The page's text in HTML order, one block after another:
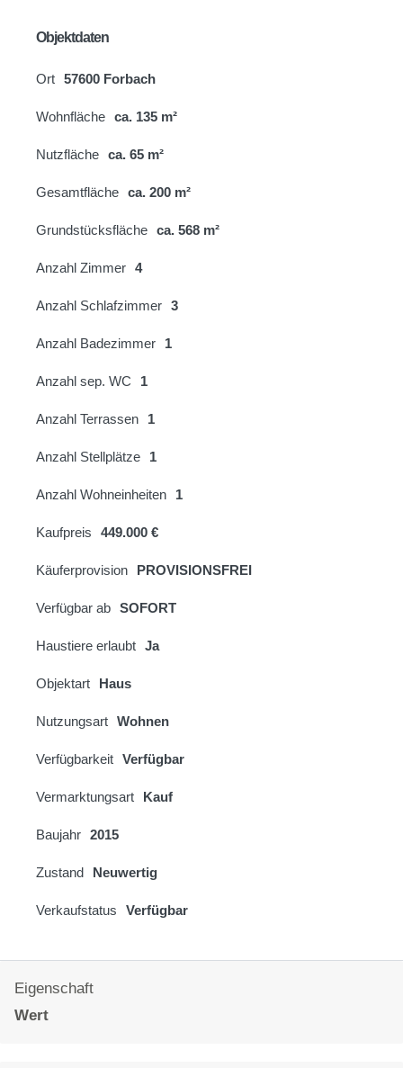
Objektdaten
Ort 57600 Forbach
Wohnfläche ca. 135 m²
Nutzfläche ca. 65 m²
Gesamtfläche ca. 200 m²
Grundstücksfläche ca. 568 m²
Anzahl Zimmer 4
Anzahl Schlafzimmer 3
Anzahl Badezimmer 1
Anzahl sep. WC 1
Anzahl Terrassen 1
Anzahl Stellplätze 1
Anzahl Wohneinheiten 1
Kaufpreis 449.000 €
Käuferprovision PROVISIONSFREI
Verfügbar ab SOFORT
Haustiere erlaubt Ja
Objektart Haus
Nutzungsart Wohnen
Verfügbarkeit Verfügbar
Vermarktungsart Kauf
Baujahr 2015
Zustand Neuwertig
Verkaufstatus Verfügbar
Eigenschaft
Wert